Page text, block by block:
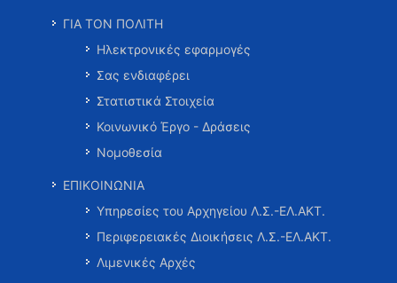
ΓΙΑ ΤΟΝ ΠΟΛΙΤΗ
Ηλεκτρονικές εφαρμογές
Σας ενδιαφέρει
Στατιστικά Στοιχεία
Κοινωνικό Έργο - Δράσεις
Νομοθεσία
ΕΠΙΚΟΙΝΩΝΙΑ
Υπηρεσίες του Αρχηγείου Λ.Σ.-ΕΛ.ΑΚΤ.
Περιφερειακές Διοικήσεις Λ.Σ.-ΕΛ.ΑΚΤ.
Λιμενικές Αρχές